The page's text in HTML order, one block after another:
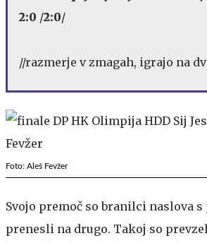
2:0 /2:0/
//razmerje v zmagah, igrajo na
Foto: Aleš Fevžer
Svojo premoč so branilci naslova s
prenesli na drugo. Takoj so